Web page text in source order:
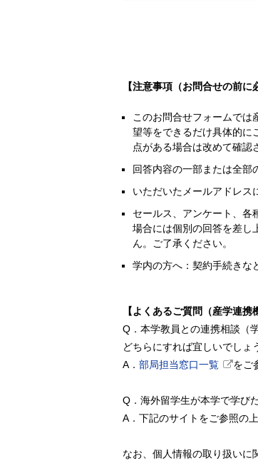
【注意事項（お問合せの前に
このお問合せフォームでは
望等をできるだけ具体的に
点がある場合は改めて確認
回答内容の一部または全部
いただいたメールアドレス
セールス、アンケート、各
場合には個別の回答を差し
ん。ご了承ください。
学内の方へ：契約手続きな
【よくあるご質問（産学連
Q．本学教員との連携相談（
どちらにすれば宜しいでしょ
A． 部局担当窓口一覧 をご
Q．海外留学生が本学で学び
A．下記のサイトをご参照の上
なお、個人情報の取り扱いに